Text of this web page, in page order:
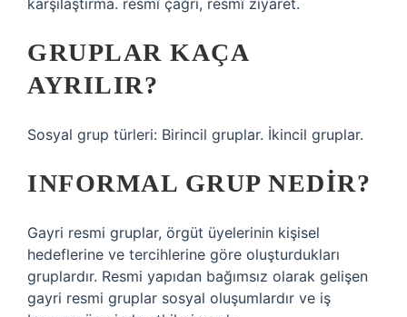
karşılaştırma. resmî çağrı, resmî ziyaret.
GRUPLAR KAÇA
AYRILIR?
Sosyal grup türleri: Birincil gruplar. İkincil gruplar.
INFORMAL GRUP NEDIR?
Gayri resmi gruplar, örgüt üyelerinin kişisel
hedeflerine ve tercihlerine göre oluşturdukları
gruplardır. Resmi yapıdan bağımsız olarak gelişen
gayri resmi gruplar sosyal oluşumlardır ve iş